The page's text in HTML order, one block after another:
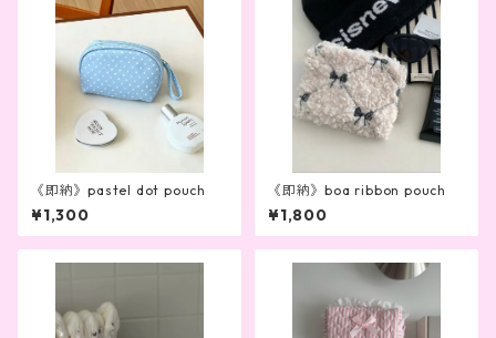
《即納》pastel dot pouch
¥1,300
《即納》boa ribbon pouch
¥1,800